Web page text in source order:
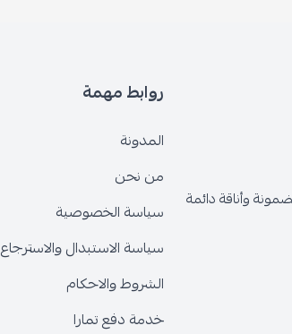
وأناقة دائمة
روابط مهمة
المدونة
من نحن
سياسة الخصوصية
سياسة الاستبدال والاسترجاع
الشروط والاحكام
خدمة دفع تمارا